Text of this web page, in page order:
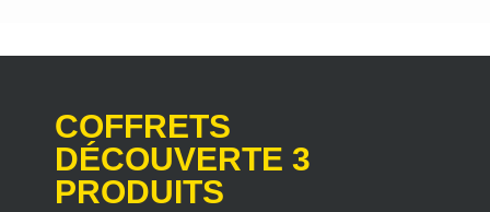
COFFRETS
DÉCOUVERTE 3
PRODUITS